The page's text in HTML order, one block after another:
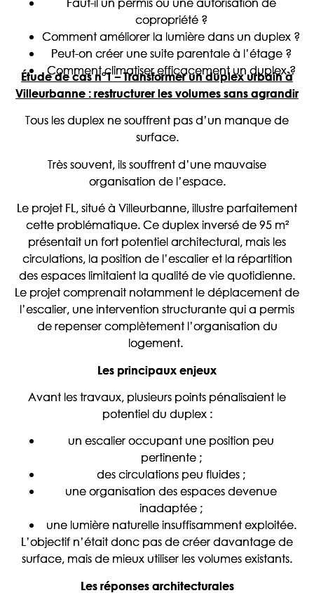
copropriété ?
Comment améliorer la lumière dans un duplex ?
Peut-on créer une suite parentale à l’étage ?
Comment climatiser efficacement un duplex ?
Étude de cas n°1 – Transformer un duplex urbain à
Villeurbanne : restructurer les volumes sans agrandir
Tous les duplex ne souffrent pas d’un manque de
surface.
Très souvent, ils souffrent d’une mauvaise
organisation de l’espace.
Le projet FL, situé à Villeurbanne, illustre parfaitement
cette problématique. Ce duplex inversé de 95 m²
présentait un fort potentiel architectural, mais les
circulations, la position de l’escalier et la répartition
des espaces limitaient la qualité de vie quotidienne.
Le projet comprenait notamment le déplacement de
l’escalier, une intervention structurante qui a permis
de repenser complètement l’organisation du
logement.
Les principaux enjeux
Avant les travaux, plusieurs points pénalisaient le
potentiel du duplex :
un escalier occupant une position peu
pertinente ;
des circulations peu fluides ;
une organisation des espaces devenue
inadaptée ;
une lumière naturelle insuffisamment exploitée.
L’objectif n’était donc pas de créer davantage de
surface, mais de mieux utiliser les volumes existants.
Les réponses architecturales